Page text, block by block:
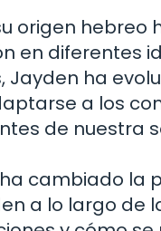
origen hebreo
en diferentes
Jayden ha
a los
de nuestra
cambiado la
a lo largo de